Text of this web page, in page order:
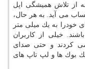
از تلاش همیشگی اپل
می آید. به هر حال،
خودرا به یك میلی متر
خیلی از كاربران
می كردند و حتی صدای
مك بوك ها و لپ تاپ های